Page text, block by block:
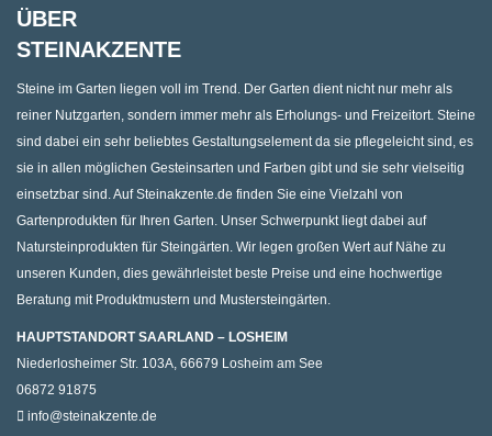
ÜBER
STEINAKZENTE
Steine im Garten liegen voll im Trend. Der Garten dient nicht nur mehr als
reiner Nutzgarten, sondern immer mehr als Erholungs- und Freizeitort. Steine
sind dabei ein sehr beliebtes Gestaltungselement da sie pflegeleicht sind, es
sie in allen möglichen Gesteinsarten und Farben gibt und sie sehr vielseitig
einsetzbar sind. Auf Steinakzente.de finden Sie eine Vielzahl von
Gartenprodukten für Ihren Garten. Unser Schwerpunkt liegt dabei auf
Natursteinprodukten für Steingärten. Wir legen großen Wert auf Nähe zu
unseren Kunden, dies gewährleistet beste Preise und eine hochwertige
Beratung mit Produktmustern und Mustersteingärten.
HAUPTSTANDORT SAARLAND – LOSHEIM
Niederlosheimer Str. 103A, 66679 Losheim am See
06872 91875
info@steinakzente.de